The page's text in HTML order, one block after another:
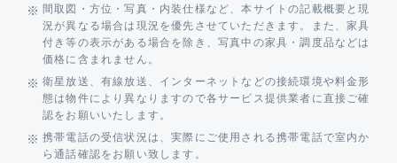
間取図・方位・写真・内装仕様など、本サイトの記載概要と現
況が異なる場合は現況を優先させていただきます。また、家具
付き等の表示がある場合を除き、写真中の家具・調度品などは
価格に含まれません。
衛星放送、有線放送、インターネットなどの接続環境や料金形
態は物件により異なりますので各サービス提供業者に直接ご確
認をお願いいたします。
携帯電話の受信状況は、実際にご使用される携帯電話で室内か
ら通話確認をお願い致します。